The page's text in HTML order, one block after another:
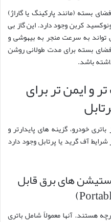
بسته (مانند پارکینگ یا گاراژ)
کربن وجود دارد. این گاز بی
به سرعت منجر به بیهوشی و
بسته برای مدت طولانی روشن
باشد.
و ایمن تر برای
خودرو، گزینه های پایدارتر و
آف گرید یا پرتابل وجود دارد
های برق قابل
هستند. آنها معمولاً شامل باتری